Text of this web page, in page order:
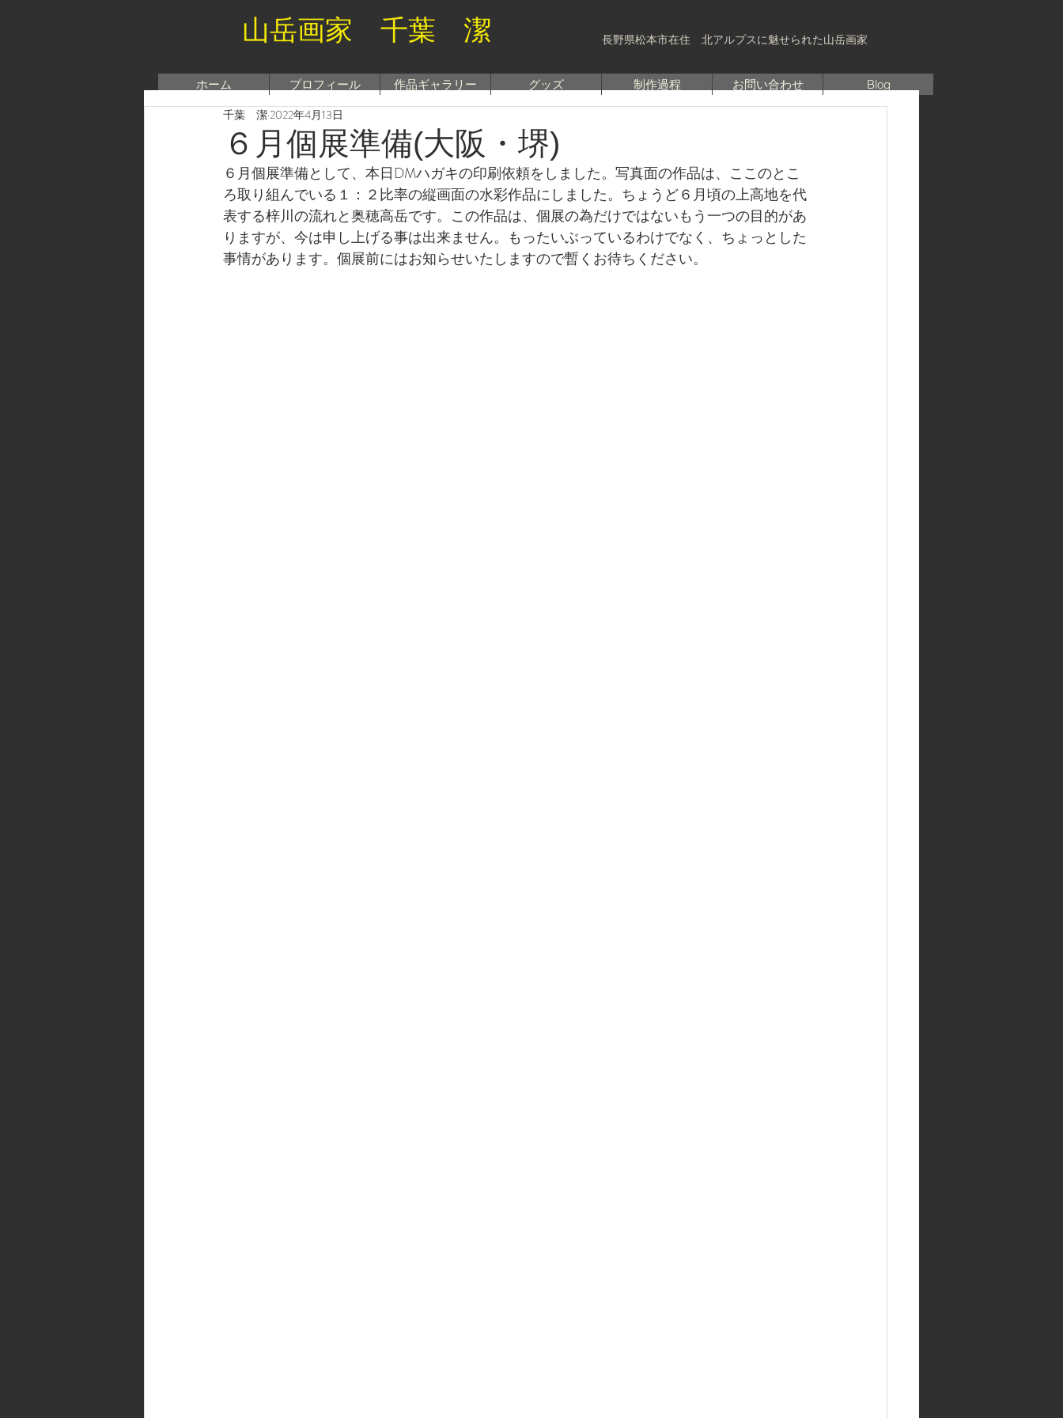
山岳画家 千葉 潔 長野県松本市在住 北アルプスに魅せられた山岳画家
ホーム プロフィール 作品ギャラリー グッズ 制作過程 お問い合わせ Blog
６月個展準備(大阪・堺)
千葉 潔 2022年4月13日
６月個展準備として、本日DMハガキの印刷依頼をしました。写真面の作品は、ここのとこ
ろ取り組んでいる１：２比率の縦画面の水彩作品にしました。ちょうど６月頃の上高地を代
表する梓川の流れと奥穂高岳です。この作品は、個展の為だけではないもう一つの目的があ
りますが、今は申し上げる事は出来ません。もったいぶっているわけでなく、ちょっとした
事情があります。個展前にはお知らせいたしますので暫くお待ちください。